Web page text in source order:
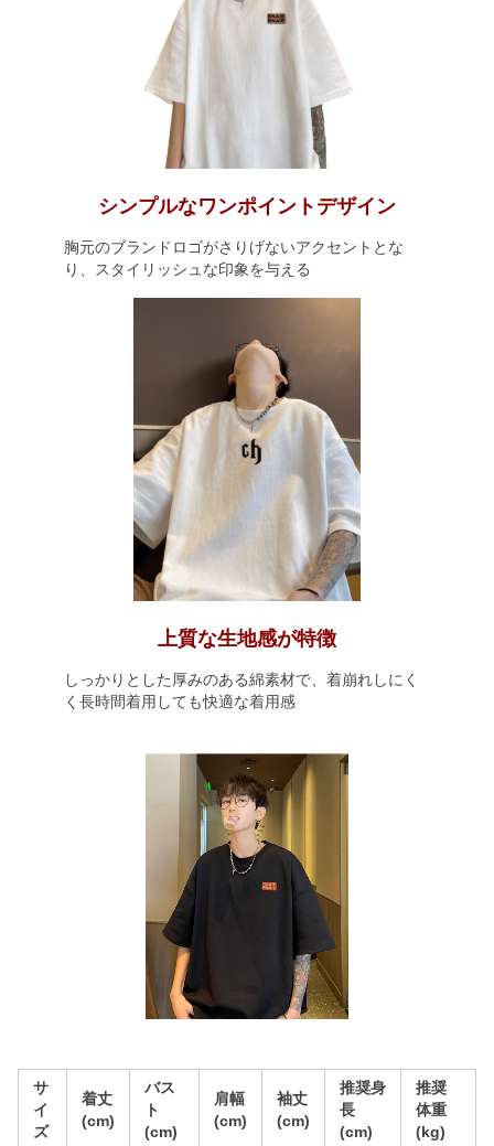
シンプルなワンポイントデザイン
胸元のブランドロゴがさりげないアクセントとな
り、スタイリッシュな印象を与える
上質な生地感が特徴
しっかりとした厚みのある綿素材で、着崩れしにく
く長時間着用しても快適な着用感
サ
イ
ズ
着丈
(cm)
バス
ト
(cm)
肩幅
(cm)
袖丈
(cm)
推奨身
長
(cm)
推奨
体重
(kg)